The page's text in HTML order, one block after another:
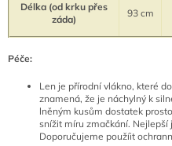
Délka (od krku přes
záda)
93 cm
Péče:
Len je přírodní vlákno, které
znamená, že je náchylný k
lněným kusům dostatek
snížit míru zmačkání. Nejlepší
Doporučujeme použíit